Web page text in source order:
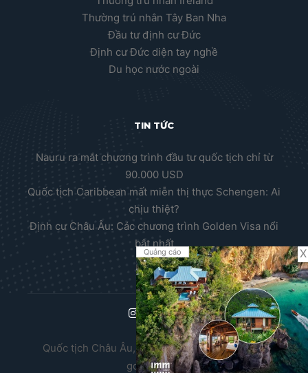
Thường trú nhân Tây Ban Nha
Đầu tư định cư Đức
Định cư Đức diện tay nghề
Du học nước ngoài
TIN TỨC
Nauru ra mắt chương trình đầu tư quốc tịch chỉ từ
90.000 USD
Quốc tịch Caribbean mất miễn thị thực Schengen: Ai
chịu thiệt?
Định cư Châu Âu: Các chương trình Golden Visa nổi
bật nhất
Quốc tịch Châu Âu, Thường trú nhân Châu Âu,
golden visa
Quảng cáo X